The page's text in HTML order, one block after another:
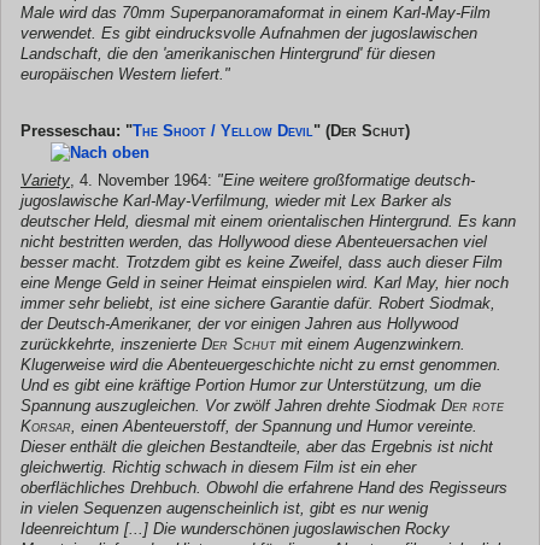
Male wird das 70mm Superpanoramaformat in einem Karl-May-Film
verwendet. Es gibt eindrucksvolle Aufnahmen der jugoslawischen
Landschaft, die den 'amerikanischen Hintergrund' für diesen
europäischen Western liefert."
Presseschau: "The Shoot / Yellow Devil " (Der Schut)
Variety, 4. November 1964: "Eine weitere großformatige deutsch-
jugoslawische Karl-May-Verfilmung, wieder mit Lex Barker als
deutscher Held, diesmal mit einem orientalischen Hintergrund. Es kann
nicht bestritten werden, das Hollywood diese Abenteuersachen viel
besser macht. Trotzdem gibt es keine Zweifel, dass auch dieser Film
eine Menge Geld in seiner Heimat einspielen wird. Karl May, hier noch
immer sehr beliebt, ist eine sichere Garantie dafür. Robert Siodmak,
der Deutsch-Amerikaner, der vor einigen Jahren aus Hollywood
zurückkehrte, inszenierte Der Schut mit einem Augenzwinkern.
Klugerweise wird die Abenteuergeschichte nicht zu ernst genommen.
Und es gibt eine kräftige Portion Humor zur Unterstützung, um die
Spannung auszugleichen. Vor zwölf Jahren drehte Siodmak Der rote
Korsar, einen Abenteuerstoff, der Spannung und Humor vereinte.
Dieser enthält die gleichen Bestandteile, aber das Ergebnis ist nicht
gleichwertig. Richtig schwach in diesem Film ist ein eher
oberflächliches Drehbuch. Obwohl die erfahrene Hand des Regisseurs
in vielen Sequenzen augenscheinlich ist, gibt es nur wenig
Ideenreichtum [...] Die wunderschönen jugoslawischen Rocky